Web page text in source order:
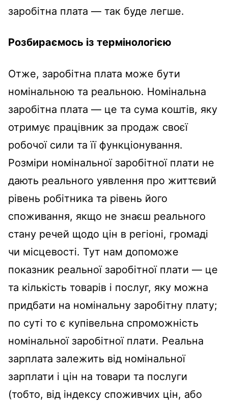
заробітна плата — так буде легше.
Розбираємось із термінологією
Отже, заробітна плата може бути
номінальною та реальною. Номінальна
заробітна плата — це та сума коштів, яку
отримує працівник за продаж своєї
робочої сили та її функціонування.
Розміри номінальної заробітної плати не
дають реального уявлення про життєвий
рівень робітника та рівень його
споживання, якщо не знаєш реального
стану речей щодо цін в регіоні, громаді
чи місцевості. Тут нам допоможе
показник реальної заробітної плати — це
та кількість товарів і послуг, яку можна
придбати на номінальну заробітну плату;
по суті то є купівельна спроможність
номінальної заробітної плати. Реальна
зарплата залежить від номінальної
зарплати і цін на товари та послуги
(тобто, від індексу споживчих цін, або